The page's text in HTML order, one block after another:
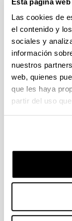
Las cookies de
el contenido y
sociales y
información
nuestros
web, quienes
que les haya
partir del uso
Fellows
Plazo de
presentación: 29/
El plazo de
Plazo interno
Proyectos
Plazo de
Se ha
(inclusive).
1